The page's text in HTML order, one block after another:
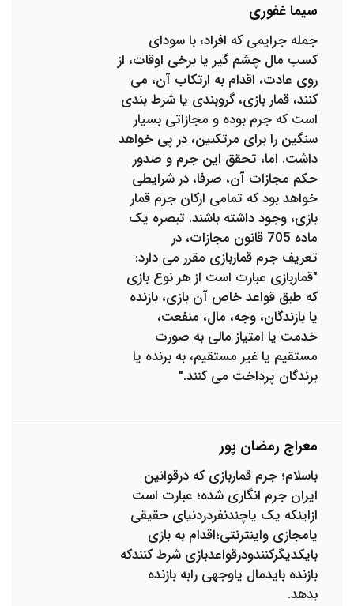
سیما غفوری
جمله جرایمی که افراد، با سودای
کسب مال چشم گیر یا برخی اوقات، از
روی عادت، اقدام به ارتکاب آن، می
کنند، قمار بازی، گروبندی یا شرط بندی
است که جرم بوده و مجازاتی بسیار
سنگین را برای مرتکبین، در پی خواهد
داشت. اما، تحقق این جرم و صدور
حکم مجازات آن، صرفا، در شرایطی
خواهد بود که تمامی ارکان جرم قمار
بازی، وجود داشته باشند. تبصره یک
ماده 705 قانون مجازات، در
تعریف جرم قماربازی مقرر می دارد:
"قماربازی عبارت است از هر نوع بازی
که طبق قواعد خاص آن بازی، بازنده
یا بازندگان، وجه، مال، منفعت،
خدمت یا امتیاز مالی به صورت
مستقیم یا غیر مستقیم، به برنده یا
برندگان پرداخت می کنند."
معراج رمضان پور
باسلام؛ جرم قماربازی که درقوانین
ایران جرم انگاری شده؛ عبارت است
ازاینکه یک یاچندنفردردنیای حقیقی
یامجازی واینترنتی؛اقدام به بازی
بایکدیگرکنندودرقواعدبازی شرط کنندکه
بازنده بایدمال یاوجهی رابه بازنده
بدهد.